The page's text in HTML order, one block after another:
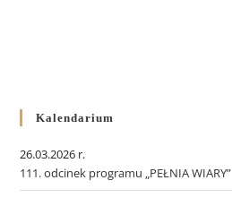
Kalendarium
26.03.2026 r.
111. odcinek programu „PEŁNIA WIARY”